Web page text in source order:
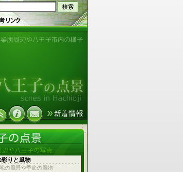
りと風物
の風景や季節の風物